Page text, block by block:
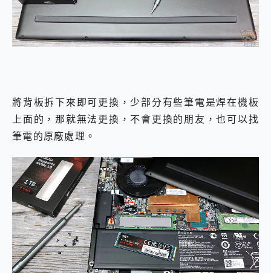
將背板拆下來即可更換，少部分有些筆電是焊在機板
上面的，那就無法更換，不會更換的朋友，也可以找
筆電的原廠處理。